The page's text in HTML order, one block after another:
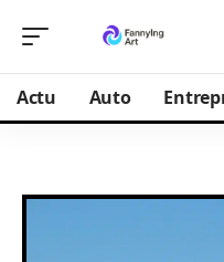
Actu Auto